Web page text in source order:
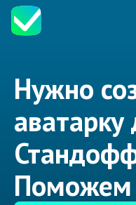
Нужно
аватарку
Поможем